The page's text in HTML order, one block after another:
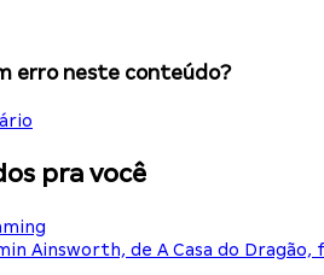
erro neste conteúdo?
pra você
Ainsworth, de A Casa do Dragão,